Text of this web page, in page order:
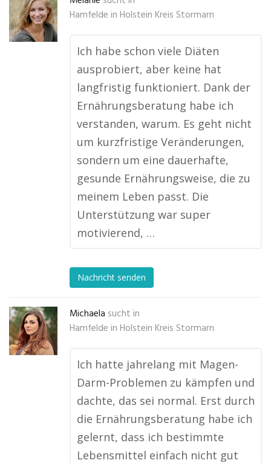
Hamfelde in Holstein Kreis Stormarn
Ich habe schon viele Diäten
ausprobiert, aber keine hat
langfristig funktioniert. Dank der
Ernährungsberatung habe ich
verstanden, warum. Es geht nicht
um kurzfristige Veränderungen,
sondern um eine dauerhafte,
gesunde Ernährungsweise, die zu
meinem Leben passt. Die
Unterstützung war super
motivierend, …
Nachricht senden
Michaela sucht in
Hamfelde in Holstein Kreis Stormarn
Ich hatte jahrelang mit Magen-
Darm-Problemen zu kämpfen und
dachte, das sei normal. Erst durch
die Ernährungsberatung habe ich
gelernt, dass ich bestimmte
Lebensmittel einfach nicht gut